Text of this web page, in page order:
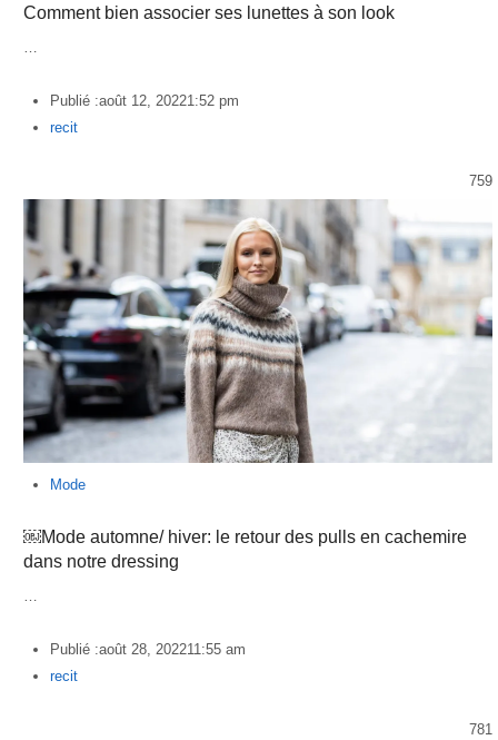
Comment bien associer ses lunettes à son look
Publié :août 12, 20221:52 pm
Author
recit
759
Mode
￼Mode automne/ hiver: le retour des pulls en cachemire
dans notre dressing
…
Publié :août 28, 202211:55 am
Author
recit
781